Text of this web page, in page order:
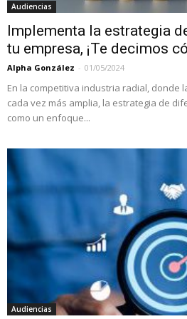
Audiencias
Implementa la estrategia
tu empresa, ¡Te decimos
Alpha González - 01/05/2024
En la competitiva industria radial, donde
cada vez más amplia, la estrategia de
como un enfoque...
Audiencias